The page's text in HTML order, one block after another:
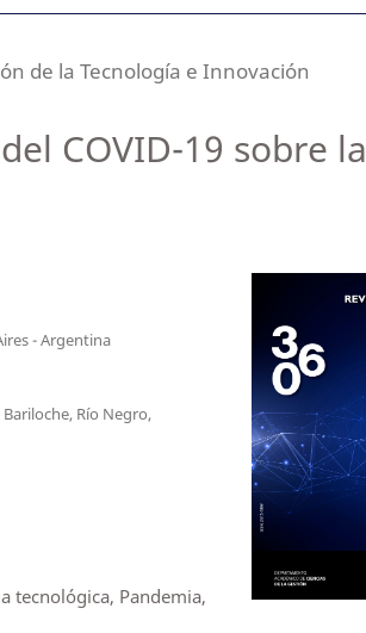
de la Tecnología e Innovación
COVID-19 sobre la
- Argentina
Río Negro,
tecnológica, Pandemia,